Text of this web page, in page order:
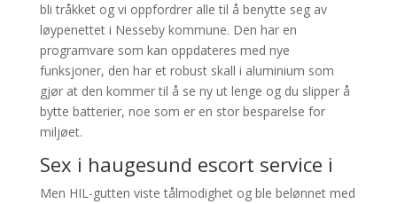
bli tråkket og vi oppfordrer alle til å benytte seg av
løypenettet i Nesseby kommune. Den har en
programvare som kan oppdateres med nye
funksjoner, den har et robust skall i aluminium som
gjør at den kommer til å se ny ut lenge og du slipper å
bytte batterier, noe som er en stor besparelse for
miljøet.
Sex i haugesund escort service i
Men HIL-gutten viste tålmodighet og ble belønnet med